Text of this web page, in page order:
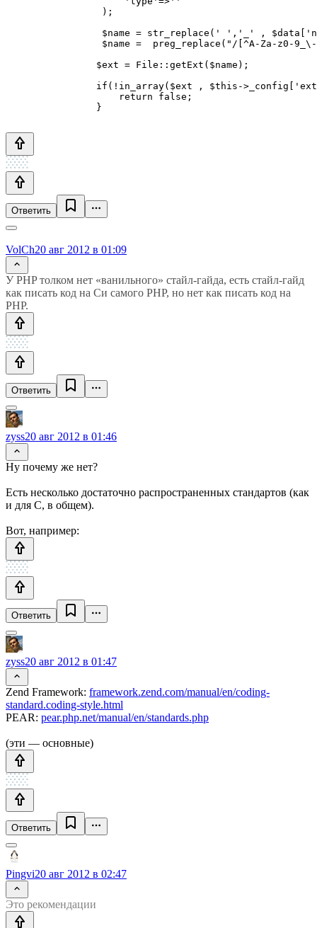
Ответить
VolCh20 авг 2012 в 01:09
У PHP толком нет «ванильного» стайл-гайда, есть стайл-гайд
как писать код на Си самого PHP, но нет как писать код на
PHP.
Ответить
zyss20 авг 2012 в 01:46
Ну почему же нет?
Есть несколько достаточно распространенных стандартов (как
и для С, в общем).
Вот, например:
Ответить
zyss20 авг 2012 в 01:47
Zend Framework: framework.zend.com/manual/en/coding-
standard.coding-style.html
PEAR: pear.php.net/manual/en/standards.php
(эти — основные)
Ответить
Pingvi20 авг 2012 в 02:47
Это рекомендации